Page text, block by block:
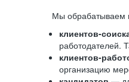
Мы обрабатываем
клиентов-
работодателей.
клиентов-
организацию